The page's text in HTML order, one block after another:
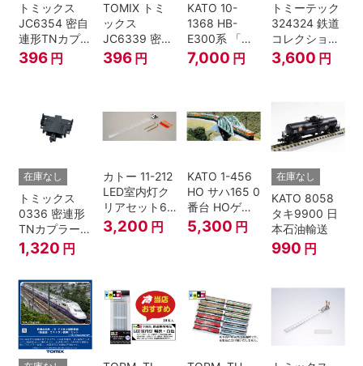
トミックス
JC6354 密自
連形TNカプラ
ーSP・黒(キ
ハ52-100用)
396 円
TOMIX トミ
ックス
JC6339 密連
形TNカプラー
(SP・グレ
転台側) 鉄道
模型 Nゲージ
396 円
KATO 10-
1368 HB-
E300系 「リ
ゾートビュー
ふるさと」 2
7,000 円
トミーテック
324324 鉄道
コレクション
名古屋鉄道
6000系 白帯
nゲージ
3,600 円
在庫なし
トミックス
0336 密連形
TNカプラー
(6個・SP・
黒)
1,320 円
カトー 11-212
LED室内灯ク
リアセット6
入 Nゲージ
3,200 円
KATO 1-456
HO サハ165 0
番台 HOゲー
ジ
5,300 円
在庫なし
KATO 8058
タキ9900 日
本石油輸送
990 円